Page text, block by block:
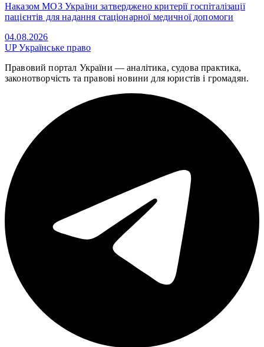
Наказом МОЗ України затверджено критерії госпіталізації
пацієнтів для надання стаціонарної медичної допомоги
04.08.2026
UPУкраїнське право
Правовий портал України — аналітика, судова практика,
законотворчість та правові новини для юристів і громадян.